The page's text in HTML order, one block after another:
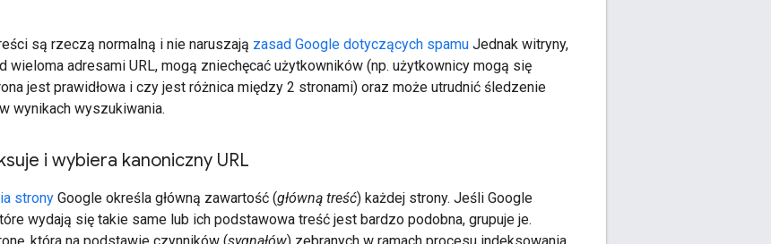
są rzeczą normalną i nie naruszają zasad Google dotyczących spamu Jednak witryny,
wieloma adresami URL, mogą zniechęcać użytkowników (np. użytkownicy mogą się
jest prawidłowa i czy jest różnica między 2 stronami) oraz może utrudnić śledzenie
w wynikach wyszukiwania.
i wybiera kanoniczny URL
strony Google określa główną zawartość (główną treść) każdej strony. Jeśli Google
wydają się takie same lub ich podstawowa treść jest bardzo podobna, grupuje je.